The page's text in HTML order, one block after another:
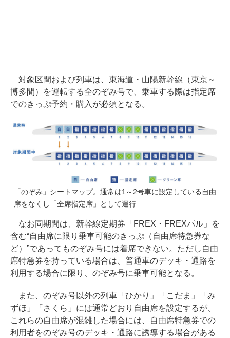
対象区間および列車は、東海道・山陽新幹線（東京～
博多間）を運転する全のぞみ号で、乗車する際は指定席
でのきっぷ予約・購入が必須となる。
「のぞみ」シートマップ。通常は1～2号車に設定している自由
席をなくし「全席指定席」として運行
なお同期間は、新幹線定期券「FREX・FREXパル」を
含む“自由席に限り乗車可能のきっぷ（自由席特急券な
ど）”であってものぞみ号には着席できない。ただし自由
席特急券を持っている場合は、普通車のデッキ・通路を
利用する場合に限り、のぞみ号に乗車可能となる。
また、のぞみ号以外の列車「ひかり」「こだま」「み
ずほ」「さくら」には通常どおり自由席を設定するが、
これらの自由席が混雑した場合には、自由席特急券での
利用者をのぞみ号のデッキ・通路に誘導する場合がある